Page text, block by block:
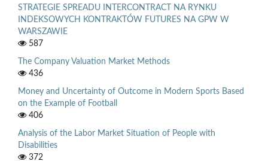
STRATEGIE SPREADU INTERCONTRACT NA RYNKU
INDEKSOWYCH KONTRAKTÓW FUTURES NA GPW W
WARSZAWIE
587
The Company Valuation Market Methods
436
Money and Uncertainty of Outcome in Modern Sports Based
on the Example of Football
406
Analysis of the Labor Market Situation of People with
Disabilities
372